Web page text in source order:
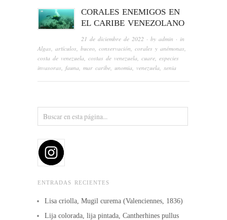
CORALES ENEMIGOS EN
EL CARIBE VENEZOLANO
21 de diciembre de 2022 · byadmin · in
Algas artículos buceo conservación corales y anémonas
costa de venezuela costas de venezuela cuare especies
invasoras
fauna mar caribe unomia venezuela xenia
ENTRADAS RECIENTES
Lisa criolla, Mugil curema (Valenciennes, 1836)
Lija colorada, lija pintada, Cantherhines pullus